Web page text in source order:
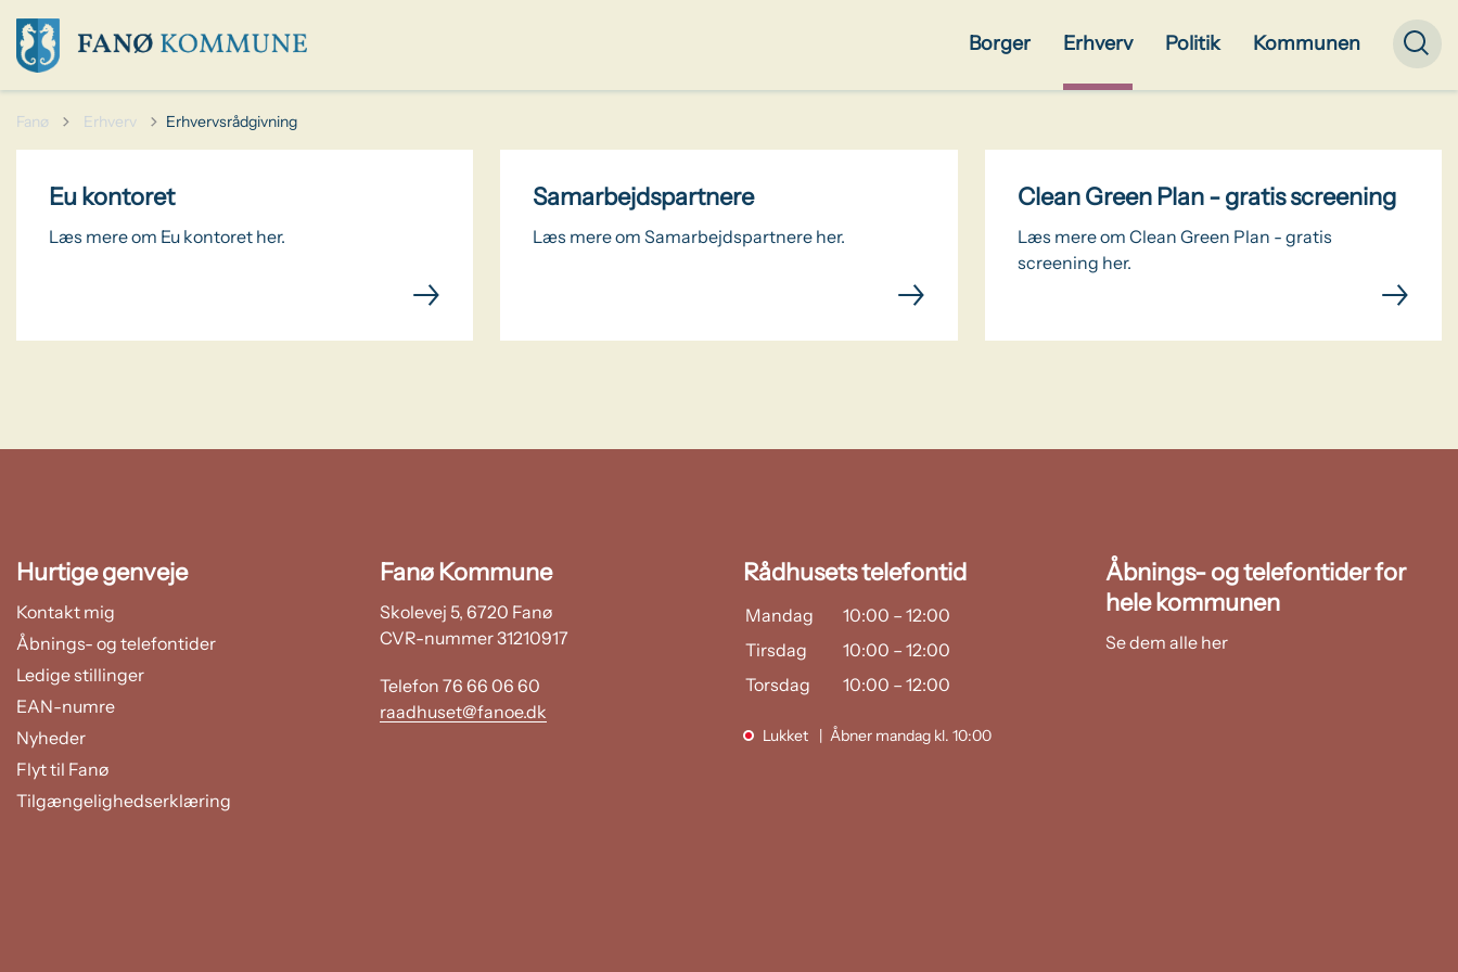
Borger Erhverv Politik Kommunen
Fanø Tilbage til
Erhverv Erhvervsrådgivning
Eu kontoret
Læs mere om Eu kontoret her.
Samarbejdspartnere
Læs mere om Samarbejdspartnere her.
Clean Green Plan - gratis screening
Læs mere om Clean Green Plan - gratis
screening her.
Hurtige genveje
Kontakt mig
Åbnings- og telefontider
Ledige stillinger
EAN-numre
Nyheder
Flyt til Fanø
Tilgængelighedserklæring
Fanø Kommune
Skolevej 5, 6720 Fanø
CVR-nummer 31210917
Telefon 76 66 06 60
raadhuset@fanoe.dk
Rådhusets telefontid
Mandag 10:00 – 12:00
Tirsdag
10:00 – 12:00
Torsdag
10:00 – 12:00
Lukket Åbner mandag kl. 10:00
Åbnings- og telefontider for
hele kommunen
Se dem alle her